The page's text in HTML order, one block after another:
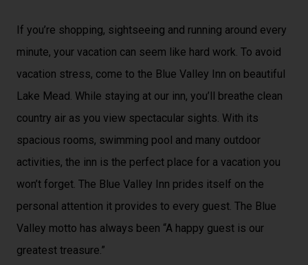
If you’re shopping, sightseeing and running around every
minute, your vacation can seem like hard work. To avoid
vacation stress, come to the Blue Valley Inn on beautiful
Lake Mead. While staying at our inn, you’ll breathe clean
country air as you view spectacular sights. With its
spacious rooms, swimming pool and many outdoor
activities, the inn is the perfect place for a vacation you
won’t forget. The Blue Valley Inn prides itself on the
personal attention it provides to every guest. The Blue
Valley motto has always been “A happy guest is our
greatest treasure.”